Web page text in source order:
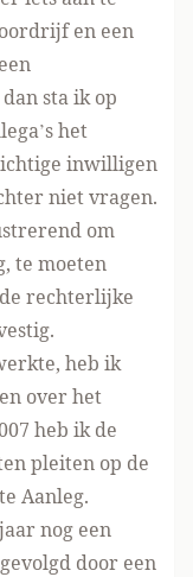
en een
sta ik op
het
inwilligen
niet vragen.
om
te moeten
rechterlijke
heb ik
over het
heb ik de
pleiten op de
Aanleg.
nog een
door een